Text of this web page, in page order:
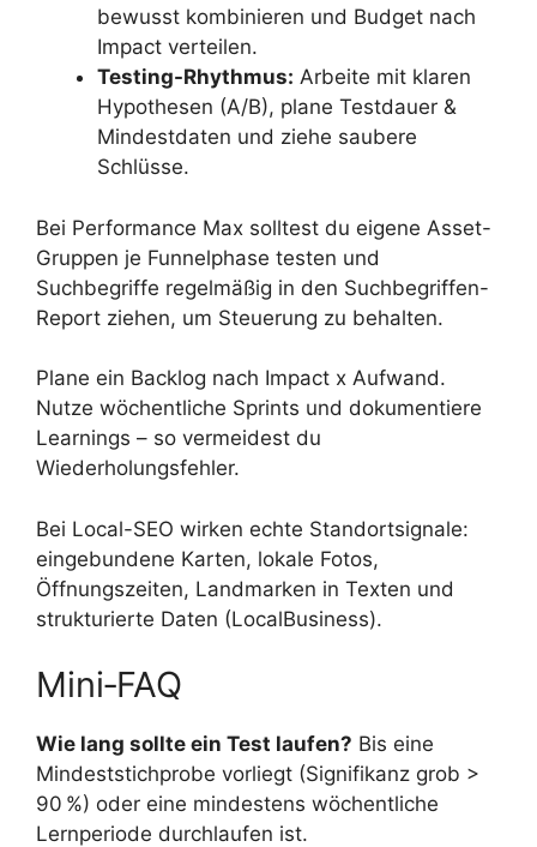
bewusst kombinieren und Budget nach
Impact verteilen.
Testing-Rhythmus: Arbeite mit klaren
Hypothesen (A/B), plane Testdauer &
Mindestdaten und ziehe saubere
Schlüsse.
Bei Performance Max solltest du eigene Asset-
Gruppen je Funnelphase testen und
Suchbegriffe regelmäßig in den Suchbegriffen-
Report ziehen, um Steuerung zu behalten.
Plane ein Backlog nach Impact x Aufwand.
Nutze wöchentliche Sprints und dokumentiere
Learnings – so vermeidest du
Wiederholungsfehler.
Bei Local-SEO wirken echte Standortsignale:
eingebundene Karten, lokale Fotos,
Öffnungszeiten, Landmarken in Texten und
strukturierte Daten (LocalBusiness).
Mini‑FAQ
Wie lang sollte ein Test laufen? Bis eine
Mindeststichprobe vorliegt (Signifikanz grob >
90 %) oder eine mindestens wöchentliche
Lernperiode durchlaufen ist.